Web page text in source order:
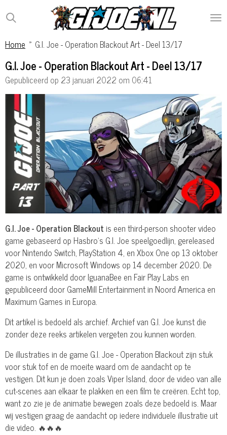
Ga
direct
de
hoofdinhoud
Home » G.I. Joe - Operation Blackout Art - Deel 13/17
G.I. Joe - Operation Blackout Art - Deel 13/17
Gepubliceerd op 23 januari 2022 om 06:41
G.I. Joe - Operation Blackout is een third-person shooter video
game gebaseerd op Hasbro's G.I. Joe speelgoedlijn, gereleased
voor Nintendo Switch, PlayStation 4, en Xbox One op 13 oktober
2020, en voor Microsoft Windows op 14 december 2020. De
game is ontwikkeld door IguanaBee en Fair Play Labs en
gepubliceerd door GameMill Entertainment in Noord America en
Maximum Games in Europa.
Dit artikel is bedoeld als archief. Archief van G.I. Joe kunst die
zonder deze reeks artikelen vergeten zou kunnen worden.
De illustraties in de game G.I. Joe - Operation Blackout zijn stuk
voor stuk tof en de moeite waard om de aandacht op te
vestigen. Dit kun je doen zoals Viper Island, door de video van alle
cut-scenes aan elkaar te plakken en een film te creëren. Echt top,
want zo zie je de animatie bewegen zoals deze bedoeld is. Maar
wij vestigen graag de aandacht op iedere individuele illustratie uit
die video. 🔥🔥🔥